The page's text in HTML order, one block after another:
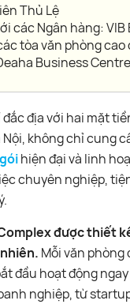
Thủ Lệ
các Ngân hàng: VIB
tòa văn phòng
Business
địa với hai mặt
Nội, không chỉ
hiện đại và linh
chuyên nghiệp,
được thiết
Mỗi văn
đầu hoạt động
nghiệp, từ